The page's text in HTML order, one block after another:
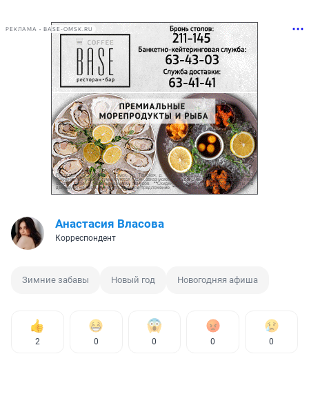
РЕКЛАМА • BASE-OMSK.RU
Анастасия Власова
Корреспондент
Зимние забавы Новый год Новогодняя афиша
2 0 0 0 0